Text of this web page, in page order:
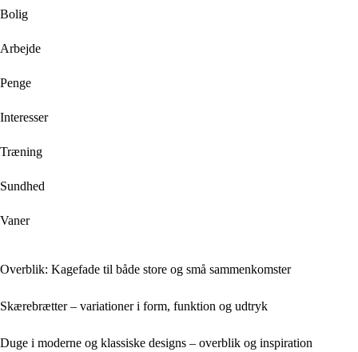
Bolig
Arbejde
Penge
Interesser
Træning
Sundhed
Vaner
Overblik: Kagefade til både store og små sammenkomster
Skærebrætter – variationer i form, funktion og udtryk
Duge i moderne og klassiske designs – overblik og inspiration